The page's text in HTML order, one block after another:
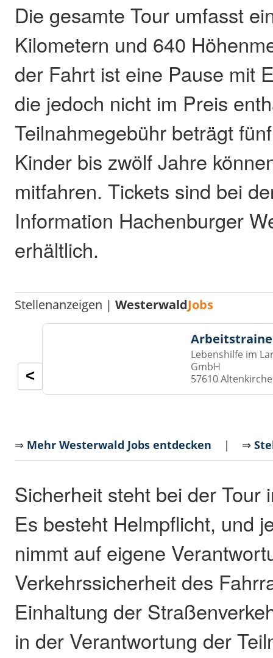
Die gesamte Tour umfasst
Kilometern und 640
der Fahrt ist eine Pause mit
die jedoch nicht im Preis
Teilnahmegebühr beträgt
Kinder bis zwölf Jahre
mitfahren. Tickets sind bei
Information Hachenburger
erhältlich.
Stellenanzeigen |WesterwaldJobs
Lebenshilfe im
GmbH
57610
<
⇒ Mehr Westerwald Jobs entdecken | ⇒
Sicherheit steht bei der Tour
Es besteht Helmpflicht, und
nimmt auf eigene
Verkehrssicherheit des
Einhaltung der
in der Verantwortung der